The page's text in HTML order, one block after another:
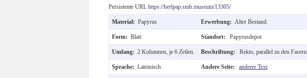
springen
Persistente URL https://berlpap.smb.museum/13305/
Material: Papyrus Erwerbung: Alter Bestand.
Form: Blatt Standort: Papyrusdepot
Umfang: 2 Kolumnen, je 6 Zeilen. Beschriftung: Rekto, parallel zu den Fasern
Sprache: Lateinisch Andere Seite: anderer Text